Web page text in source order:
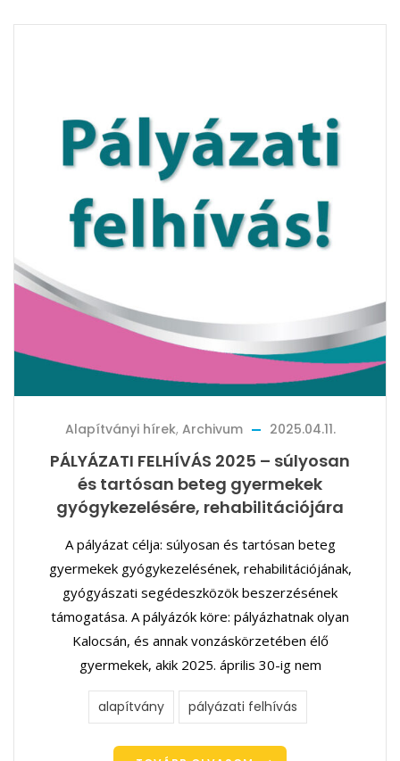
Alapítványi hírek, Archivum 2025.04.11.
PÁLYÁZATI FELHÍVÁS 2025 – súlyosan
és tartósan beteg gyermekek
gyógykezelésére, rehabilitációjára
A pályázat célja: súlyosan és tartósan beteg
gyermekek gyógykezelésének, rehabilitációjának,
gyógyászati segédeszközök beszerzésének
támogatása. A pályázók köre: pályázhatnak olyan
Kalocsán, és annak vonzáskörzetében élő
gyermekek, akik 2025. április 30-ig nem
alapítvány pályázati felhívás